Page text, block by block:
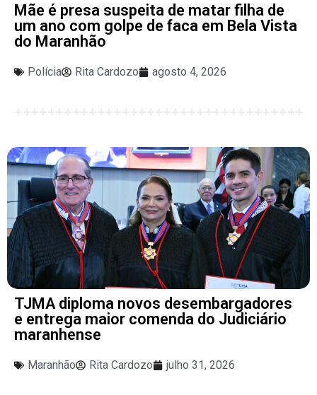
Mãe é presa suspeita de matar filha de
um ano com golpe de faca em Bela Vista
do Maranhão
Polícia Rita Cardozo agosto 4, 2026
TJMA diploma novos desembargadores
e entrega maior comenda do Judiciário
maranhense
Maranhão Rita Cardozo julho 31, 2026